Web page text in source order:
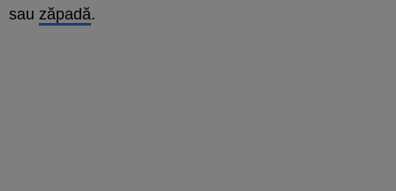
sau zăpadă.